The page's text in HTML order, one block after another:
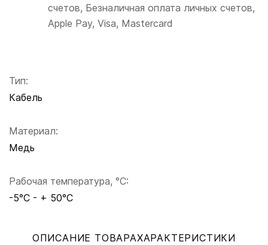
Тип:
Кабель
Материал:
Медь
Рабочая температура, °C:
-5°C - + 50°C
счетов, Безналичная оплата личных счетов,
Apple Pay, Visa, Mastercard
ОПИСАНИЕ ТОВАРАХАРАКТЕРИСТИКИ